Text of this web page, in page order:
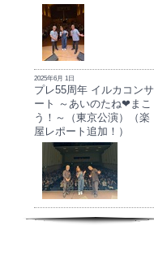
2025年6月 1日
プレ55周年 イルカコンサ
ート ～あいのたね❤まこ
う！～（東京公演）（楽
屋レポート追加！）